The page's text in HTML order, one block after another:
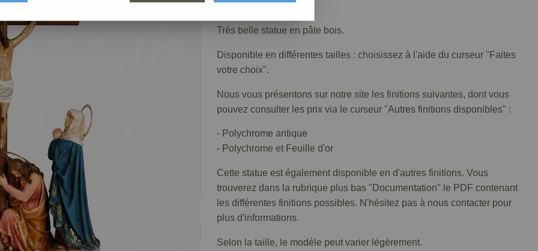
Très belle statue en pâte bois.
Disponible en différentes tailles : choisissez à l'aide du curseur "Faites
votre choix".
Nous vous présentons sur notre site les finitions suivantes, dont vous
pouvez consulter les prix via le curseur "Autres finitions disponibles" :
- Polychrome antique
- Polychrome et Feuille d'or
Cette statue est également disponible en d'autres finitions. Vous
trouverez dans la rubrique plus bas "Documentation" le PDF contenant
les différentes finitions possibles. N'hésitez pas à nous contacter pour
plus d'informations.
Selon la taille, le modèle peut varier légèrement.